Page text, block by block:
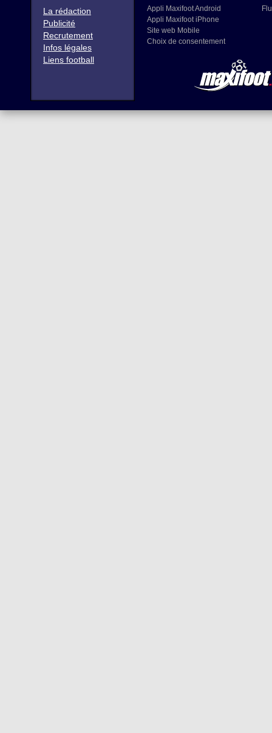
La rédaction
Publicité
Recrutement
Infos légales
Liens football
Appli Maxifoot Android
Appli Maxifoot iPhone
Site web Mobile
Choix de consentement